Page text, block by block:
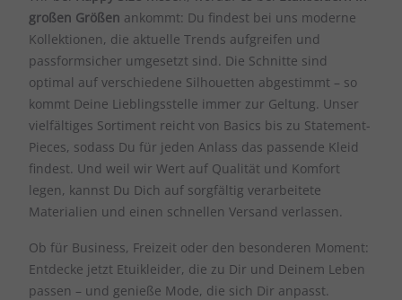
großen Größen ankommt: Du findest bei uns moderne
Kollektionen, die aktuelle Trends aufgreifen und
passformsicher umgesetzt sind. Die Schnitte sind
optimal auf verschiedene Silhouetten abgestimmt – so
kommt Deine Lieblingsstelle immer zur Geltung. Unser
vielfältiges Sortiment reicht von Basics bis zu Statement-
Pieces, sodass Du für jeden Anlass das passende Kleid
findest. Und weil wir Wert auf Qualität und Komfort
legen, kannst Du Dich auf sorgfältig verarbeitete
Materialien und einen schnellen Versand verlassen.
Ob für Business, Freizeit oder den besonderen Moment:
Entdecke jetzt Etuikleider, die zu Dir und Deinem Leben
passen – und genieße Mode, die sich Dir anpasst.